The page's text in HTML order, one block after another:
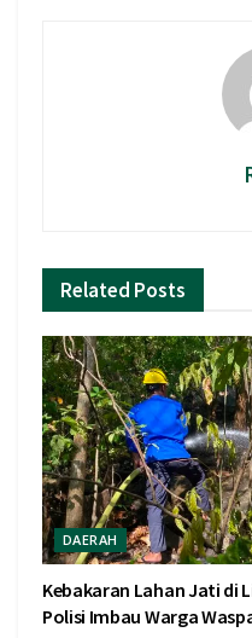
Related Posts
DAERAH
Kebakaran Lahan Jati di
Polisi Imbau Warga